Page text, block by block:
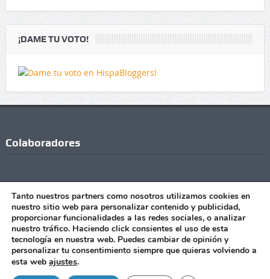
¡DAME TU VOTO!
Colaboradores
Copyright © Todos los Derechos Reservados - 2021 |Realizado
con
por
Tanto nuestros partners como nosotros utilizamos cookies en
nuestro sitio web para personalizar contenido y publicidad,
proporcionar funcionalidades a las redes sociales, o analizar
nuestro tráfico. Haciendo click consientes el uso de esta
tecnología en nuestra web. Puedes cambiar de opinión y
personalizar tu consentimiento siempre que quieras volviendo a
esta web ajustes.